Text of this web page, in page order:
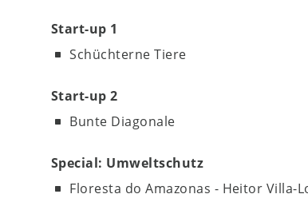
Start-up 1
Schüchterne Tiere
Start-up 2
Bunte Diagonale
Special: Umweltschutz
Floresta do Amazonas - Heitor Villa-